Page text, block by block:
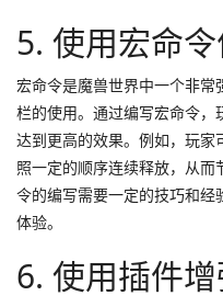
5. 使用宏命
宏命令是魔兽世界中一个非
栏的使用。通过编写宏命令，
达到更高的效果。例如，玩
照一定的顺序连续释放，从
令的编写需要一定的技巧和
体验。
6. 使用插件